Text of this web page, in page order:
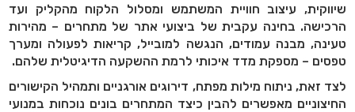
שיווקית, עיצוב חוויית המשתמש ומסלול הלקוח מהקליק ועד
הרכישה. בחינה עקבית של ביצועי אתר של מתחרים – מהירות
טעינה, מבנה עמודים, הנגשה למובייל, קריאות לפעולה ומערך
טפסים – מספקת מדד איכותי לרמת ההשקעה הדיגיטלית שלהם.
לצד זאת, ניתוח מילות מפתח, דירוגים אורגניים ותמהיל הקישורים
החיצוניים מאפשרים להבין כיצד המתחרים בונים נוכחות במנועי